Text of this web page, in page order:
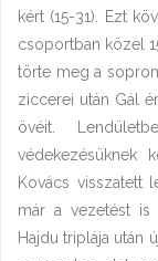
kért (15-31). Ezt
csoportban közel
törte meg a
ziccerei után Gál
övéit.
védekezésüknek
Kovács visszatett
már a vezetést is
Hajdu triplája után